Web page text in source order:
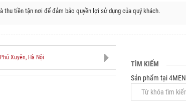
thu tiền tận nơi để đảm bảo quyền lợi sử dụng của quý khách.
Xuyên, Hà Nội
TÌM KIẾM
Sản phẩm tại 4MEN